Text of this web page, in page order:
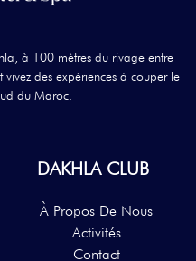
à 100 mètres du rivage entre
vivez des expériences à couper le
du Maroc.
DAKHLA CLUB
À Propos De Nous
Activités
Contact